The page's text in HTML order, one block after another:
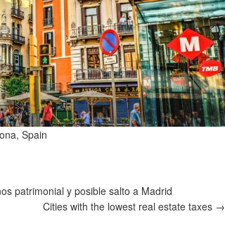
Spain
patrimonial y posible salto a Madrid
Cities with the lowest real estate taxes →